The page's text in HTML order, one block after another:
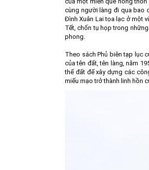
cùng người làng đi qua bao
Đình Xuân Lai tọa lạc ở một
Tết, chốn tụ họp trong
phong.
Theo sách Phủ biên tạp lục
của tên đất, tên làng, năm
thế đất để xây dựng các
miếu mạo trở thành linh hồn